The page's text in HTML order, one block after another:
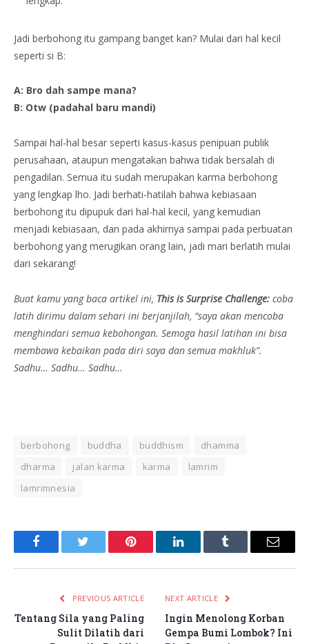
Jadi berbohong itu gampang banget kan? Mulai dari hal kecil
seperti si B:
A: Bro dah sampe mana?
B: Otw (padahal baru mandi)
Sampai hal-hal besar seperti kasus-kasus penipuan publik
perusahaan, ataupun mengatakan bahwa tidak bersalah di
pengadilan. Semua itu sudah merupakan karma berbohong
yang lengkap lho. Jadi berhati-hatilah bahwa kebiasaan
berbohong itu dipupuk dari hal-hal kecil, yang kemudian
menjadi kebiasaan, dan pada akhirnya sampai pada perbuatan
berbohong yang merugikan orang lain, jadi mari berlatih mulai
dari sekarang!
Buat kamu yang baca artikel ini, This is Surprise Challenge: coba
latih dirimu dalam sehari ini berjanjilah, “saya akan mencoba
menghindari semua kebohongan. Semoga hasil latihan ini bisa
membawa kebaikan pada diri saya dan semua makhluk”.
Sadhu… Sadhu… Sadhu…
berbohong buddha buddhism
dhamma
dharma
jalan karma karma
lamrim
lamrimnesia
FacebookTwitter Pinterest LinkedInTumblr Email
PREVIOUS ARTICLE
Tentang Sila yang Paling
Sulit Dilatih dari
NEXT ARTICLE
Ingin Menolong Korban
Gempa Bumi Lombok? Ini